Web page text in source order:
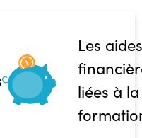
Les aides
liées à la